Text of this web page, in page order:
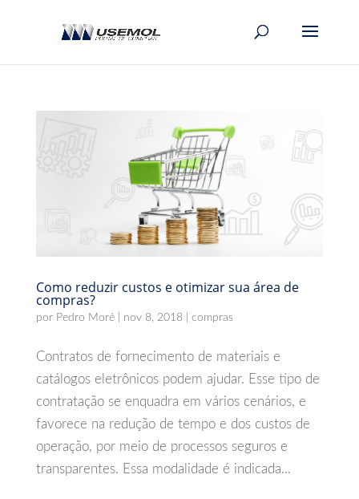
Como reduzir custos e otimizar sua área de
compras?
por Pedro Moré| nov 8, 2018| compras
Contratos de fornecimento de materiais e
catálogos eletrônicos podem ajudar. Esse tipo de
contratação se enquadra em vários cenários, e
favorece na redução de tempo e dos custos de
operação, por meio de processos seguros e
transparentes. Essa modalidade é indicada...